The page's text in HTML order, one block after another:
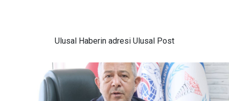
Ulusal Haberin adresi Ulusal Post